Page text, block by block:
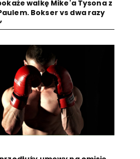
walkę Mike'a Tysona z
Bokser vs dwa razy